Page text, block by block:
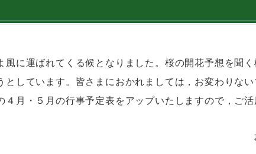
に運ばれてくる候となりました。桜の開花予想を聞く
としています。皆さまにおかれましては，お変わりない
月・５月の行事予定表をアップいたしますので，ご活
務